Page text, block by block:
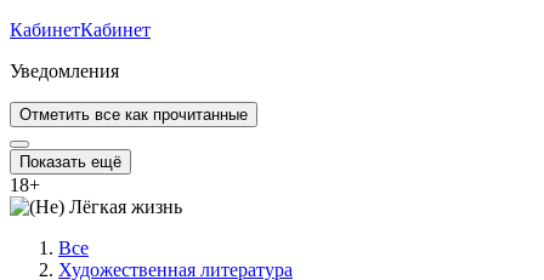
КабинетКабинет
Уведомления
Отметить все как прочитанные
Показать ещё
18+
Все
Художественная литература